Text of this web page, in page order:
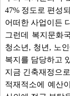
47% 정도로 편성
어떠한 사업이든
그런데 복지문화
청소년, 청년, 노
복지를 담당하고
지금 긴축재정으
적재적소에 예산